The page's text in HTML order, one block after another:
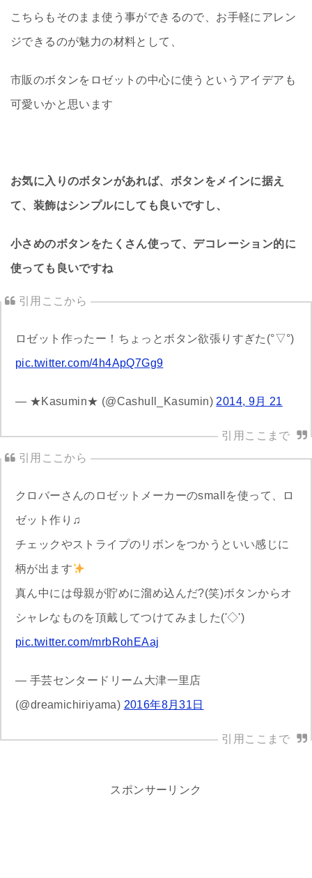
こちらもそのまま使う事ができるので、お手軽にアレン
ジできるのが魅力の材料として、
市販のボタンをロゼットの中心に使うというアイデアも
可愛いかと思います
お気に入りのボタンがあれば、ボタンをメインに据え
て、装飾はシンプルにしても良いですし、
小さめのボタンをたくさん使って、デコレーション的に
使っても良いですね
ロゼット作ったー！ちょっとボタン欲張りすぎた(°▽°)
pic.twitter.com/4h4ApQ7Gg9
— ★Kasumin★ (@Cashull_Kasumin) 2014, 9月 21
クロバーさんのロゼットメーカーのsmallを使って、ロ
ゼット作り♫
チェックやストライプのリボンをつかうといい感じに
柄が出ます
真ん中には母親が貯めに溜め込んだ?(笑)ボタンからオ
シャレなものを頂戴してつけてみました('◇')ゞ
pic.twitter.com/mrbRohEAaj
— 手芸センタードリーム大津一里店
(@dreamichiriyama) 2016年8月31日
スポンサーリンク